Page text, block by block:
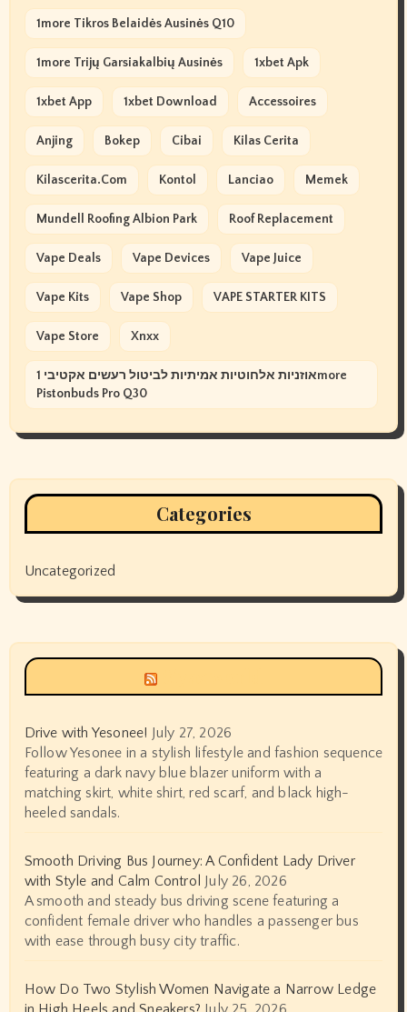
1more Tikros Belaidės Ausinės Q10
1more Trijų Garsiakalbių Ausinės 1xbet Apk
1xbet App 1xbet Download Accessoires
Anjing Bokep Cibai Kilas Cerita
Kilascerita.com Kontol Lanciao Memek
Mundell Roofing Albion Park Roof Replacement
Vape Deals Vape Devices Vape Juice
Vape Kits Vape Shop VAPE STARTER KITS
Vape Store Xnxx
אוזניות אלחוטיות אמיתיות לביטול רעשים אקטיבי 1more
Pistonbuds Pro Q30
Categories
Uncategorized
Drive with Yesonee! July 27, 2026
Follow Yesonee in a stylish lifestyle and fashion sequence
featuring a dark navy blue blazer uniform with a
matching skirt, white shirt, red scarf, and black high-
heeled sandals.
Smooth Driving Bus Journey: A Confident Lady Driver
with Style and Calm Control July 26, 2026
A smooth and steady bus driving scene featuring a
confident female driver who handles a passenger bus
with ease through busy city traffic.
How Do Two Stylish Women Navigate a Narrow Ledge